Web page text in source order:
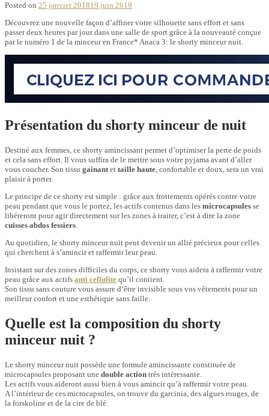
Posted on 25 janvier 201819 juin 2019
Découvrez une nouvelle façon d’affiner votre silhouette sans effort et sans
passer deux heures par jour dans une salle de sport grâce à la nouveauté conçue
par le numéro 1 de la minceur en France* Anaca 3: le shorty minceur nuit.
Présentation du shorty minceur de nuit
Destiné aux femmes, ce shorty amincissant permet d’optimiser la perte de poids
et cela sans effort. Il vous suffira de le mettre sous votre pyjama avant d’aller
vous coucher. Son tissu gainantet taille haute, confortable et doux, sera un vrai
plaisir à porter.
Le principe de ce shorty est simple : grâce aux frottements opérés contre votre
peau pendant que vous le portez, les actifs contenus dans les microcapsules se
libéreront pour agir directement sur les zones à traiter, c’est à dire la zone
cuisses abdos fessiers.
Au quotidien, le shorty minceur nuit peut devenir un allié précieux pour celles
qui cherchent à s’amincir et raffermir leur peau.
Insistant sur des zones difficiles du corps, ce shorty vous aidera à raffermir votre
peau grâce aux actifs anti cellulite qu’il contient.
Son tissu sans couture vous assure d’être invisible sous vos vêtements pour un
meilleur confort et une esthétique sans faille.
Quelle est la composition du shorty
minceur nuit ?
Le shorty minceur nuit possède une formule amincissante constituée de
microcapsules proposant une double action très intéressante.
Les actifs vous aideront aussi bien à vous amincir qu’à raffermir votre peau.
A l’intérieur de ces microcapsules, on trouve du garcinia, des algues rouges, de
la forskoline et de la cire de blé.